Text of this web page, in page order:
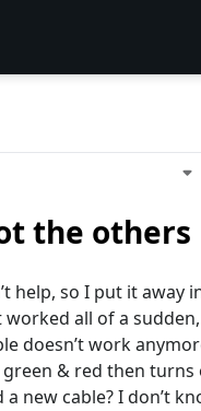
the others
help, so I put it away
all of a
doesn’t work
green & red then
new cable? I don’t